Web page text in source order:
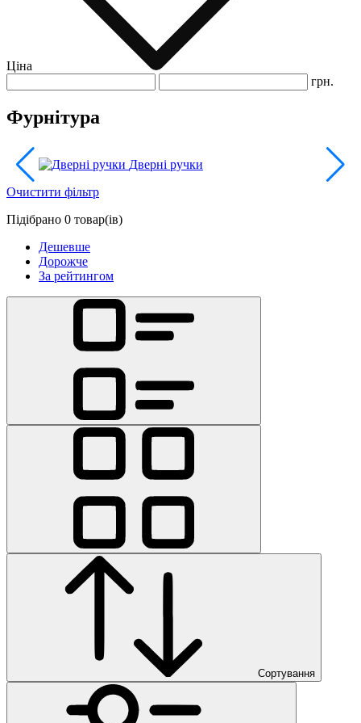
Ціна
грн.
Фурнітура
Дверні ручки
Очистити фільтр
Підібрано 0 товар(ів)
Дешевше
Дорожче
За рейтингом
Сортування